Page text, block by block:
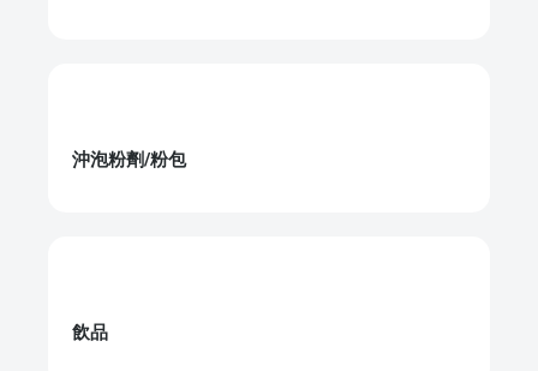
沖泡粉劑/粉包
飲品